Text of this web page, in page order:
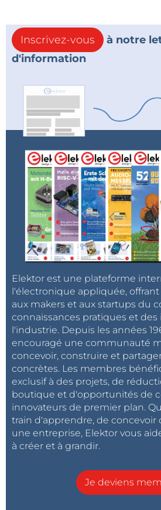
Inscrivez-vous
à notre
d'information
Elektor est une plateforme
l'électronique appliquée,
aux makers et aux startups du
connaissances pratiques et
l'industrie. Depuis les années
encouragé une communauté
concevoir, construire et
concrètes. Les membres
exclusif à des projets, de
boutique et d'opportunités de
innovateurs de premier plan.
train d'apprendre, de concevoir
une entreprise, Elektor vous
à créer et à grandir.
Je deviens